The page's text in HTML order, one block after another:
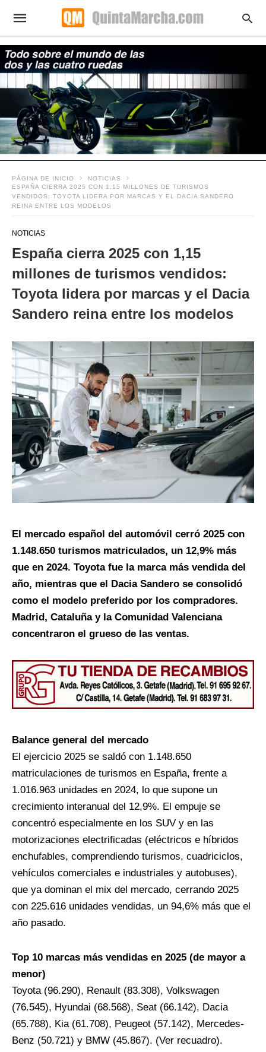
PÁGINA DE INICIO
NOTICIAS
ESPAÑA CIERRA 2025 CON 1,15 MILLONES DE TURISMOS
VENDIDOS: TOYOTA LIDERA POR MARCAS Y EL DACIA SANDERO
REINA ENTRE LOS MODELOS
NOTICIAS
España cierra 2025 con 1,15
millones de turismos vendidos:
Toyota lidera por marcas y el Dacia
Sandero reina entre los modelos
El mercado español del automóvil cerró 2025 con
1.148.650 turismos matriculados, un 12,9% más
que en 2024. Toyota fue la marca más vendida del
año, mientras que el Dacia Sandero se consolidó
como el modelo preferido por los compradores.
Madrid, Cataluña y la Comunidad Valenciana
concentraron el grueso de las ventas.
Balance general del mercado
El ejercicio 2025 se saldó con 1.148.650
matriculaciones de turismos en España, frente a
1.016.963 unidades en 2024, lo que supone un
crecimiento interanual del 12,9%. El empuje se
concentró especialmente en los SUV y en las
motorizaciones electrificadas (eléctricos e híbridos
enchufables, comprendiendo turismos, cuadriciclos,
vehículos comerciales e industriales y autobuses),
que ya dominan el mix del mercado, cerrando 2025
con 225.616 unidades vendidas, un 94,6% más que el
año pasado.
Top 10 marcas más vendidas en 2025 (de mayor a
menor)
Toyota (96.290), Renault (83.308), Volkswagen
(76.545), Hyundai (68.568), Seat (66.142), Dacia
(65.788), Kia (61.708), Peugeot (57.142), Mercedes-
Benz (50.721) y BMW (45.867). (Ver recuadro).